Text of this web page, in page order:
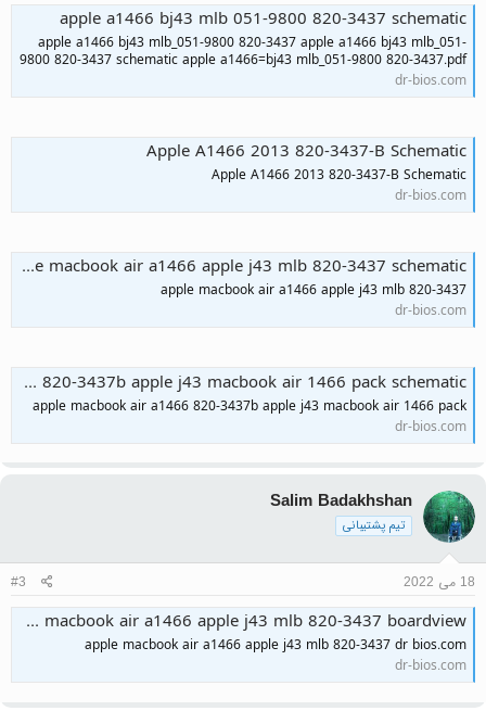
apple a1466 bj43 mlb 051-9800 820-3437 schematic
apple a1466 bj43 mlb_051-9800 820-3437 apple a1466 bj43 mlb_051-
9800 820-3437 schematic apple a1466=bj43 mlb_051-9800 820-3437.pdf
dr-bios.com
Apple A1466 2013 820-3437-B Schematic
Apple A1466 2013 820-3437-B Schematic
dr-bios.com
apple macbook air a1466 apple j43 mlb 820-3437 schematic
apple macbook air a1466 apple j43 mlb 820-3437
dr-bios.com
apple macbook air a1466 820-3437b apple j43 macbook air 1466 pack schematic
apple macbook air a1466 820-3437b apple j43 macbook air 1466 pack
dr-bios.com
Salim Badakhshan
تیم پشتیبانی
18 می 2022 #3
apple macbook air a1466 apple j43 mlb 820-3437 boardview
apple macbook air a1466 apple j43 mlb 820-3437 dr bios.com
dr-bios.com